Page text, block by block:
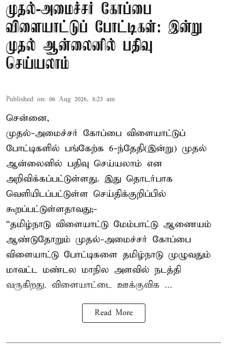
முதல்-அமைச்சர் கோப்பை
விளையாட்டுப் போட்டிகள்: இன்று
முதல் ஆன்லைனில் பதிவு
செய்யலாம்
Published on: 06 Aug 2026, 8:23 am
சென்னை,
முதல்-அமைச்சர் கோப்பை விளையாட்டுப்
போட்டிகளில் பங்கேற்க 6-ந்தேதி(இன்று) முதல்
ஆன்லைனில் பதிவு செய்யலாம் என
அறிவிக்கப்பட்டுள்ளது. இது தொடர்பாக
வெளியிடப்பட்டுள்ள செய்திக்குறிப்பில்
கூறப்பட்டுள்ளதாவது;-
“தமிழ்நாடு விளையாட்டு மேம்பாட்டு ஆணையம்
ஆண்டுதோறும் முதல்-அமைச்சர் கோப்பை
விளையாட்டு போட்டிகளை தமிழ்நாடு முழுவதும்
மாவட்ட மண்டல மாநில அளவில் நடத்தி
வருகிறது. விளையாட்டை ஊக்குவிக ...
Read More